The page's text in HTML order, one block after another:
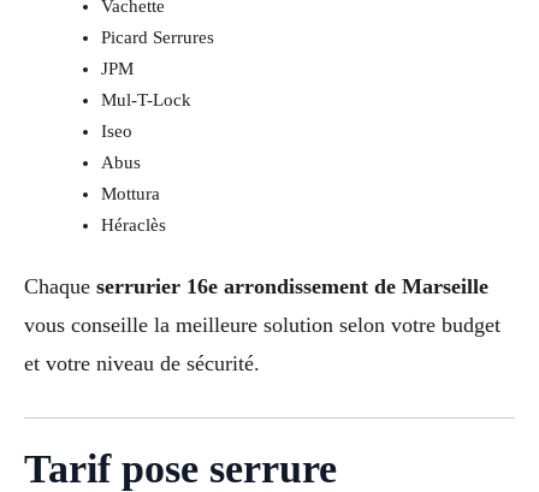
Vachette
Picard Serrures
JPM
Mul-T-Lock
Iseo
Abus
Mottura
Héraclès
Chaque serrurier 16e arrondissement de Marseille
vous conseille la meilleure solution selon votre budget
et votre niveau de sécurité.
Tarif pose serrure